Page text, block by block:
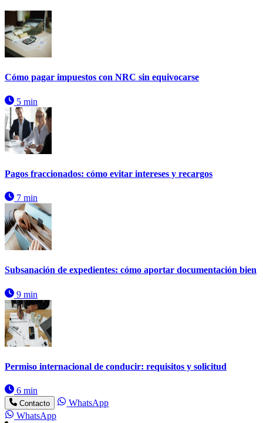
Cómo pagar impuestos con NRC sin equivocarse
5 min
Pagos fraccionados: cómo evitar intereses y recargos
7 min
Subsanación de expedientes: cómo aportar documentación bien
9 min
Permiso internacional de conducir: requisitos y solicitud
6 min
Contacto
WhatsApp
WhatsApp